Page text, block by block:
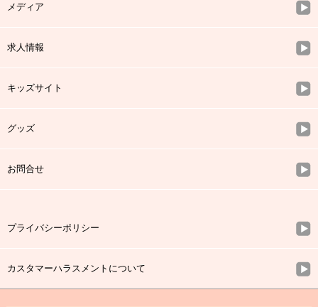
メディア
求人情報
キッズサイト
グッズ
お問合せ
プライバシーポリシー
カスタマーハラスメントについて